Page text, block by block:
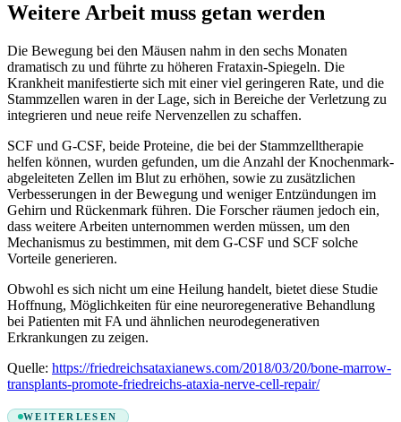
Weitere Arbeit muss getan werden
Die Bewegung bei den Mäusen nahm in den sechs Monaten
dramatisch zu und führte zu höheren Frataxin-Spiegeln. Die
Krankheit manifestierte sich mit einer viel geringeren Rate, und die
Stammzellen waren in der Lage, sich in Bereiche der Verletzung zu
integrieren und neue reife Nervenzellen zu schaffen.
SCF und G-CSF, beide Proteine, die bei der Stammzelltherapie
helfen können, wurden gefunden, um die Anzahl der Knochenmark-
abgeleiteten Zellen im Blut zu erhöhen, sowie zu zusätzlichen
Verbesserungen in der Bewegung und weniger Entzündungen im
Gehirn und Rückenmark führen. Die Forscher räumen jedoch ein,
dass weitere Arbeiten unternommen werden müssen, um den
Mechanismus zu bestimmen, mit dem G-CSF und SCF solche
Vorteile generieren.
Obwohl es sich nicht um eine Heilung handelt, bietet diese Studie
Hoffnung, Möglichkeiten für eine neuroregenerative Behandlung
bei Patienten mit FA und ähnlichen neurodegenerativen
Erkrankungen zu zeigen.
Quelle: https://friedreichsataxianews.com/2018/03/20/bone-marrow-
transplants-promote-friedreichs-ataxia-nerve-cell-repair/
WEITERLESEN